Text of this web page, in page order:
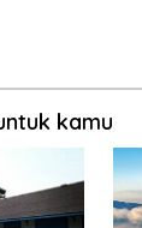
kamu